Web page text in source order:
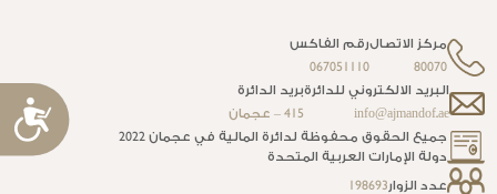
مركز الاتصال
80070
رقم الفاكس
067051110
البريد الالكتروني للدائرة
info@ajmandof.ae
بريد الدائرة
415 – عجمان
جميع الحقوق محفوظة لدائرة المالية في عجمان 2022
دولة الإمارات العربية المتحدة
عدد الزوار198693